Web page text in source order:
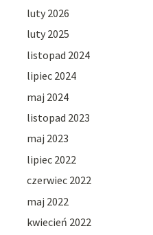
luty 2026
luty 2025
listopad 2024
lipiec 2024
maj 2024
listopad 2023
maj 2023
lipiec 2022
czerwiec 2022
maj 2022
kwiecień 2022